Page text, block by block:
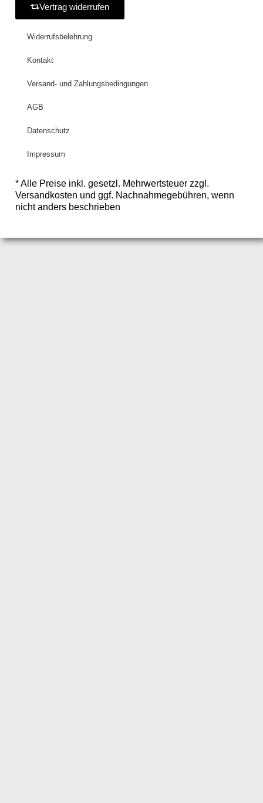
Vertrag widerrufen
Widerrufsbelehrung
Kontakt
Versand- und Zahlungsbedingungen
AGB
Datenschutz
Impressum
* Alle Preise inkl. gesetzl. Mehrwertsteuer zzgl.
Versandkosten und ggf. Nachnahmegebühren, wenn
nicht anders beschrieben